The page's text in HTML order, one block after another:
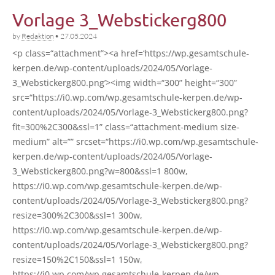
Vorlage 3_Webstickerg800
by Redaktion • 27.05.2024
<p class=“attachment”><a href=‘https://wp.gesamtschule-
kerpen.de/wp-content/uploads/2024/05/Vorlage-
3_Webstickerg800.png’><img width=“300” height=“300”
src=“https://i0.wp.com/wp.gesamtschule-kerpen.de/wp-
content/uploads/2024/05/Vorlage-3_Webstickerg800.png?
fit=300%2C300&ssl=1” class=“attachment-medium size-
medi­um” alt=”” srcset=“https://i0.wp.com/wp.gesamtschule-
kerpen.de/wp-content/uploads/2024/05/Vorlage-
3_Webstickerg800.png?w=800&ssl=1 800w,
https://i0.wp.com/wp.gesamtschule-kerpen.de/wp-
content/uploads/2024/05/Vorlage-3_Webstickerg800.png?
resize=300%2C300&ssl=1 300w,
https://i0.wp.com/wp.gesamtschule-kerpen.de/wp-
content/uploads/2024/05/Vorlage-3_Webstickerg800.png?
resize=150%2C150&ssl=1 150w,